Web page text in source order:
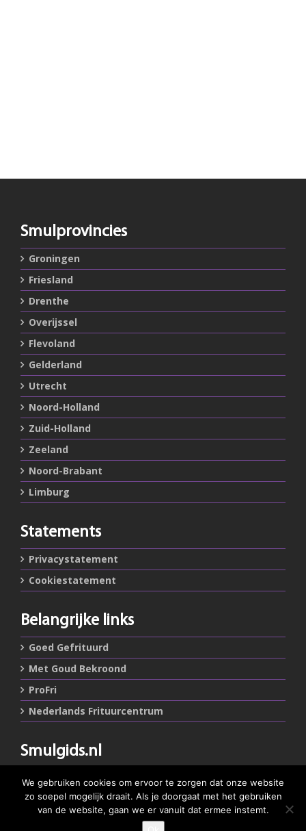
Smulprovincies
Groningen
Friesland
Drenthe
Overijssel
Flevoland
Gelderland
Utrecht
Noord-Holland
Zuid-Holland
Zeeland
Noord-Brabant
Limburg
Statements
Privacystatement
Cookiestatement
Belangrijke links
Goed Gefrituurd
Met Goud Bekroond
ProFri
Nederlands Frituurcentrum
Smulgids.nl
Blaarthemseweg 72
5502 JW Veldhoven
We gebruiken cookies om ervoor te zorgen dat onze website
zo soepel mogelijk draait. Als je doorgaat met het gebruiken
van de website, gaan we er vanuit dat ermee instemt.